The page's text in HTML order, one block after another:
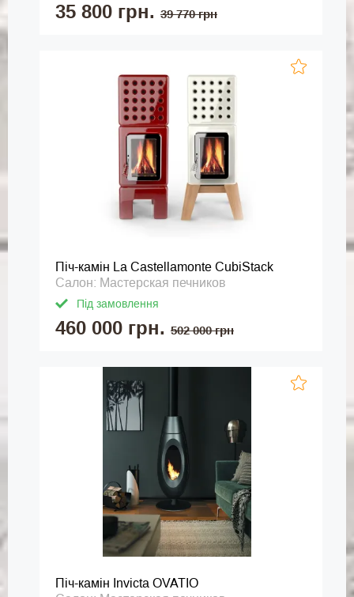
35 800 грн. 39 770 грн
Піч-камін La Castellamonte CubiStack
Салон: Мастерская печников
Під замовлення
460 000 грн. 502 000 грн
Піч-камін Invicta OVATIO